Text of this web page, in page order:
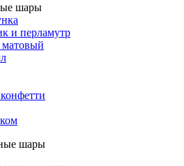
шары
и перламутр
матовый
шары